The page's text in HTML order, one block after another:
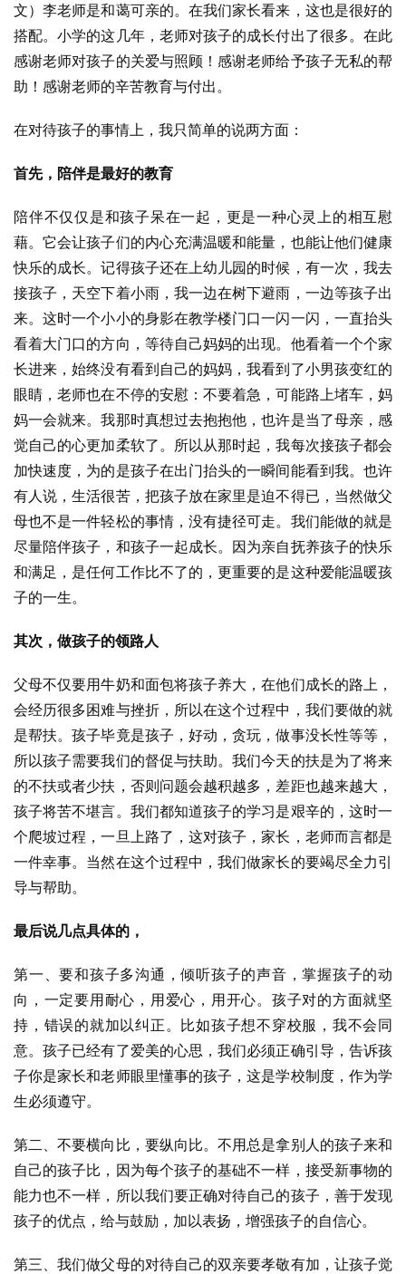
文）李老师是和蔼可亲的。在我们家长看来，这也是很好的
搭配。小学的这几年，老师对孩子的成长付出了很多。在此
感谢老师对孩子的关爱与照顾！感谢老师给予孩子无私的帮
助！感谢老师的辛苦教育与付出。
在对待孩子的事情上，我只简单的说两方面：
首先，陪伴是最好的教育
陪伴不仅仅是和孩子呆在一起，更是一种心灵上的相互慰
藉。它会让孩子们的内心充满温暖和能量，也能让他们健康
快乐的成长。记得孩子还在上幼儿园的时候，有一次，我去
接孩子，天空下着小雨，我一边在树下避雨，一边等孩子出
来。这时一个小小的身影在教学楼门口一闪一闪，一直抬头
看着大门口的方向，等待自己妈妈的出现。他看着一个个家
长进来，始终没有看到自己的妈妈，我看到了小男孩变红的
眼睛，老师也在不停的安慰：不要着急，可能路上堵车，妈
妈一会就来。我那时真想过去抱抱他，也许是当了母亲，感
觉自己的心更加柔软了。所以从那时起，我每次接孩子都会
加快速度，为的是孩子在出门抬头的一瞬间能看到我。也许
有人说，生活很苦，把孩子放在家里是迫不得已，当然做父
母也不是一件轻松的事情，没有捷径可走。我们能做的就是
尽量陪伴孩子，和孩子一起成长。因为亲自抚养孩子的快乐
和满足，是任何工作比不了的，更重要的是这种爱能温暖孩
子的一生。
其次，做孩子的领路人
父母不仅要用牛奶和面包将孩子养大，在他们成长的路上，
会经历很多困难与挫折，所以在这个过程中，我们要做的就
是帮扶。孩子毕竟是孩子，好动，贪玩，做事没长性等等，
所以孩子需要我们的督促与扶助。我们今天的扶是为了将来
的不扶或者少扶，否则问题会越积越多，差距也越来越大，
孩子将苦不堪言。我们都知道孩子的学习是艰辛的，这时一
个爬坡过程，一旦上路了，这对孩子，家长，老师而言都是
一件幸事。当然在这个过程中，我们做家长的要竭尽全力引
导与帮助。
最后说几点具体的，
第一、要和孩子多沟通，倾听孩子的声音，掌握孩子的动
向，一定要用耐心，用爱心，用开心。孩子对的方面就坚
持，错误的就加以纠正。比如孩子想不穿校服，我不会同
意。孩子已经有了爱美的心思，我们必须正确引导，告诉孩
子你是家长和老师眼里懂事的孩子，这是学校制度，作为学
生必须遵守。
第二、不要横向比，要纵向比。不用总是拿别人的孩子来和
自己的孩子比，因为每个孩子的基础不一样，接受新事物的
能力也不一样，所以我们要正确对待自己的孩子，善于发现
孩子的优点，给与鼓励，加以表扬，增强孩子的自信心。
第三、我们做父母的对待自己的双亲要孝敬有加，让孩子觉